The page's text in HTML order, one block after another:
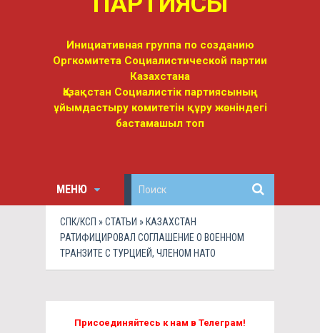
Инициативная группа по созданию
Оргкомитета Социалистической партии
Казахстана
Қазақстан Социалистік партиясының
ұйымдастыру комитетін құру жөніндегі
бастамашыл топ
МЕНЮ
СПК/КСП »СТАТЬИ » КАЗАХСТАН
РАТИФИЦИРОВАЛ СОГЛАШЕНИЕ О ВОЕННОМ
ТРАНЗИТЕ С ТУРЦИЕЙ, ЧЛЕНОМ НАТО
Присоединяйтесь к нам в Телеграм!